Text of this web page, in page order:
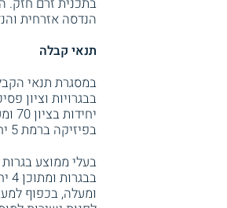
הנדסה אזרחית
תנאי קבלה
בפיזיקה ברמת 5 יחידות בציון של לפחות 70.
ומעלה, בכפוף